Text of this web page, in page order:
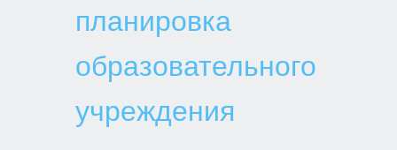
планировка
образовательного
учреждения